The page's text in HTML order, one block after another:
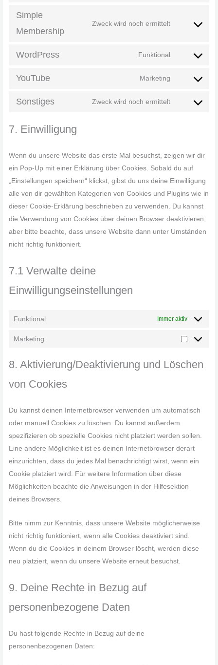
Simple
Membership
Zweck wird noch ermittelt
WordPress Funktional
YouTube Marketing
Sonstiges Zweck wird noch ermittelt
7. Einwilligung
Wenn du unsere Website das erste Mal besuchst, zeigen wir dir
ein Pop-Up mit einer Erklärung über Cookies. Sobald du auf
„Einstellungen speichern“ klickst, gibst du uns deine Einwilligung
alle von dir gewählten Kategorien von Cookies und Plugins wie in
dieser Cookie-Erklärung beschrieben zu verwenden. Du kannst
die Verwendung von Cookies über deinen Browser deaktivieren,
aber bitte beachte, dass unsere Website dann unter Umständen
nicht richtig funktioniert.
7.1 Verwalte deine
Einwilligungseinstellungen
Funktional Immer aktiv
Marketing
8. Aktivierung/Deaktivierung und Löschen
von Cookies
Du kannst deinen Internetbrowser verwenden um automatisch
oder manuell Cookies zu löschen. Du kannst außerdem
spezifizieren ob spezielle Cookies nicht platziert werden sollen.
Eine andere Möglichkeit ist es deinen Internetbrowser derart
einzurichten, dass du jedes Mal benachrichtigt wirst, wenn ein
Cookie platziert wird. Für weitere Information über diese
Möglichkeiten beachte die Anweisungen in der Hilfesektion
deines Browsers.
Bitte nimm zur Kenntnis, dass unsere Website möglicherweise
nicht richtig funktioniert, wenn alle Cookies deaktiviert sind.
Wenn du die Cookies in deinem Browser löscht, werden diese
neu platziert, wenn du unsere Website erneut besuchst.
9. Deine Rechte in Bezug auf
personenbezogene Daten
Du hast folgende Rechte in Bezug auf deine
personenbezogenen Daten: